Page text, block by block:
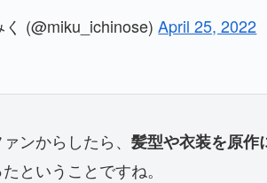
(@miku_ichinose)April 25, 2022
ンからしたら、 髪型や衣装を原作
ということですね。